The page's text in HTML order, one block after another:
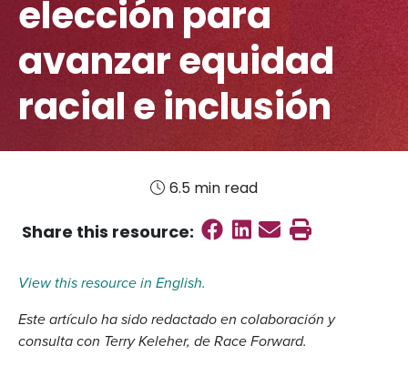
elección para
avanzar equidad
racial e inclusión
6.5 min read
Share this resource: Share on
Share on
Send email
Print this
View this resource in English.
Este artículo ha sido redactado en colaboración y
consulta con Terry Keleher, de Race Forward.